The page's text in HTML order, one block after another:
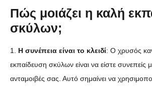
Πώς μοιάζει η καλή
σκύλων;
1. Η συνέπεια είναι το κλειδί: Ο χρυσός
εκπαίδευση σκύλων είναι να είστε συνεπείς
ανταμοιβές σας. Αυτό σημαίνει να